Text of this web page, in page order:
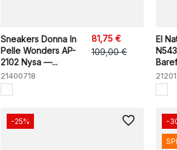
Sneakers Donna In
Pelle Wonders AP-
2102 Nysa —...
21400718
81,75 €
109,00 €
El
-25% favorite_border -